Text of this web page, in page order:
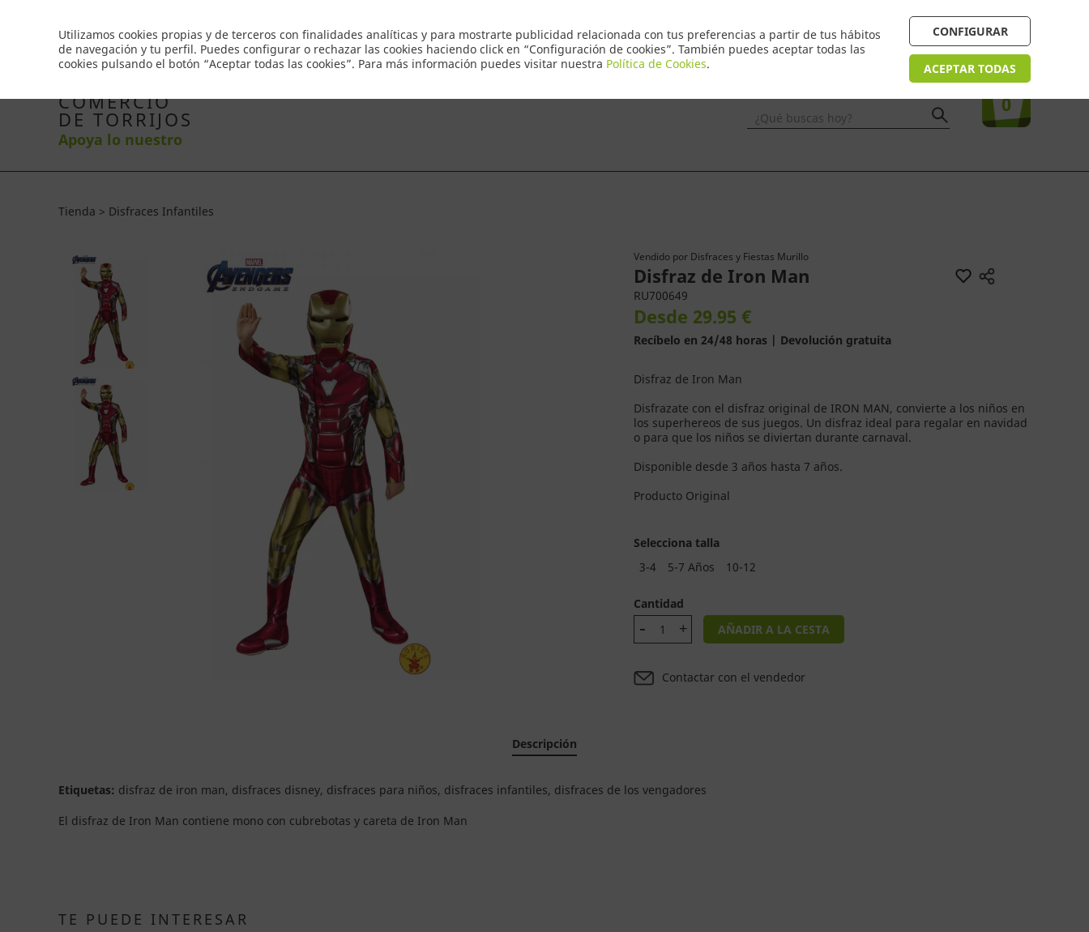
Utilizamos cookies propias y de terceros con finalidades analíticas y para mostrarte publicidad relacionada con tus preferencias a partir de tus hábitos
de navegación y tu perfil. Puedes configurar o rechazar las cookies haciendo click en “Configuración de cookies”. También puedes aceptar todas las
cookies pulsando el botón “Aceptar todas las cookies”. Para más información puedes visitar nuestra Política de Cookies.
CONFIGURAR
ACEPTAR TODAS
¿Necesitas ayuda? FAQ
Tu compra
0
Inicio Productos Comercios Ofertas Contacto
¿Qué buscas hoy?
COMERCIO
DE TORRIJOS
Apoya lo nuestro
Tienda > Disfraces Infantiles
Vendido por Disfraces y Fiestas Murillo
Disfraz de Iron Man
RU700649
Desde 29.95 €
Recíbelo en 24/48 horas | Devolución gratuita
Disfraz de Iron Man
Disfrazate con el disfraz original de IRON MAN, convierte a los niños en
los superhereos de sus juegos. Un disfraz ideal para regalar en navidad
o para que los niños se diviertan durante carnaval.
Disponible desde 3 años hasta 7 años.
Producto Original
Selecciona talla
3-4
5-7 Años 10-12
Cantidad
AÑADIR A LA CESTA
Contactar con el vendedor
Descripción
Etiquetas: disfraz de iron man, disfraces disney, disfraces para niños, disfraces infantiles, disfraces de los vengadores
El disfraz de Iron Man contiene mono con cubrebotas y careta de Iron Man
TE PUEDE INTERESAR